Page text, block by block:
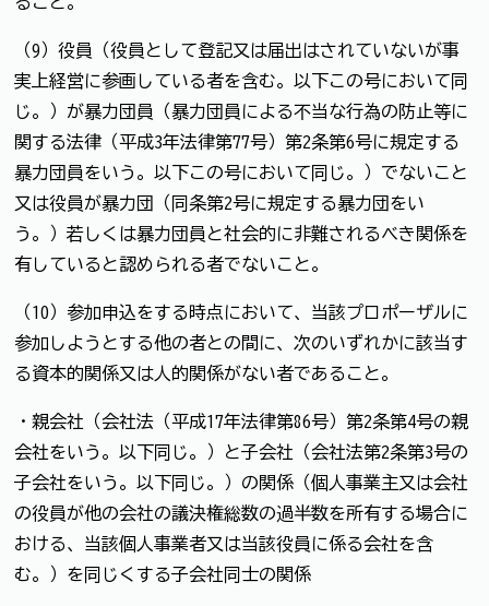
（9）役員（役員として登記又は届出はされていないが事
実上経営に参画している者を含む。以下この号において同
じ。）が暴力団員（暴力団員による不当な行為の防止等に
関する法律（平成3年法律第77号）第2条第6号に規定する
暴力団員をいう。以下この号において同じ。）でないこと
又は役員が暴力団（同条第2号に規定する暴力団をい
う。）若しくは暴力団員と社会的に非難されるべき関係を
有していると認められる者でないこと。
（10）参加申込をする時点において、当該プロポーザルに
参加しようとする他の者との間に、次のいずれかに該当す
る資本的関係又は人的関係がない者であること。
・親会社（会社法（平成17年法律第86号）第2条第4号の親
会社をいう。以下同じ。）と子会社（会社法第2条第3号の
子会社をいう。以下同じ。）の関係（個人事業主又は会社
の役員が他の会社の議決権総数の過半数を所有する場合に
おける、当該個人事業者又は当該役員に係る会社を含
む。）を同じくする子会社同士の関係